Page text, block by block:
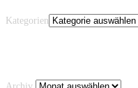
Kategorien